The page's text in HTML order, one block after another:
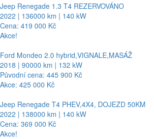
Jeep Renegade 1.3 T4 REZERVOVÁNO
2022 | 136000 km | 140 kW
Cena: 419 000 Kč
Akce!
Ford Mondeo 2.0 hybrid,VIGNALE,MASÁŽ
2018 | 90000 km | 132 kW
Původní cena: 445 900 Kč
Akce: 425 000 Kč
Jeep Renegade T4 PHEV,4X4, DOJEZD 50KM
2022 | 138000 km | 140 kW
Cena: 369 000 Kč
Akce!